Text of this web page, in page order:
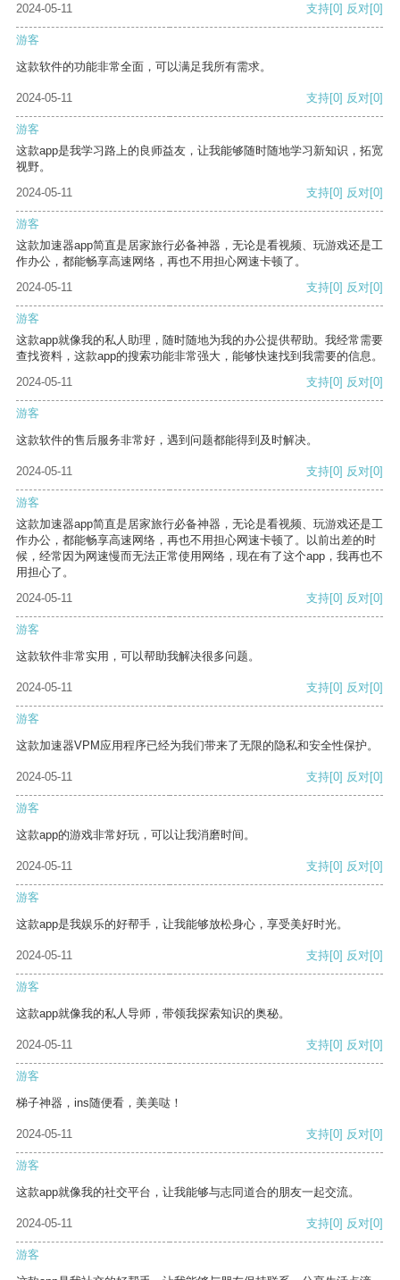
2024-05-11 支持[0] 反对[0]
游客
这款软件的功能非常全面，可以满足我所有需求。
2024-05-11 支持[0] 反对[0]
游客
这款app是我学习路上的良师益友，让我能够随时随地学习新知识，拓宽
视野。
2024-05-11
支持[0] 反对[0]
游客
这款加速器app简直是居家旅行必备神器，无论是看视频、玩游戏还是工
作办公，都能畅享高速网络，再也不用担心网速卡顿了。
2024-05-11
支持[0] 反对[0]
游客
这款app就像我的私人助理，随时随地为我的办公提供帮助。我经常需要
查找资料，这款app的搜索功能非常强大，能够快速找到我需要的信息。
2024-05-11
支持[0] 反对[0]
游客
这款软件的售后服务非常好，遇到问题都能得到及时解决。
2024-05-11 支持[0] 反对[0]
游客
这款加速器app简直是居家旅行必备神器，无论是看视频、玩游戏还是工
作办公，都能畅享高速网络，再也不用担心网速卡顿了。以前出差的时
候，经常因为网速慢而无法正常使用网络，现在有了这个app，我再也不
用担心了。
2024-05-11
支持[0] 反对[0]
游客
这款软件非常实用，可以帮助我解决很多问题。
2024-05-11 支持[0] 反对[0]
游客
这款加速器VPM应用程序已经为我们带来了无限的隐私和安全性保护。
2024-05-11 支持[0] 反对[0]
游客
这款app的游戏非常好玩，可以让我消磨时间。
2024-05-11 支持[0] 反对[0]
游客
这款app是我娱乐的好帮手，让我能够放松身心，享受美好时光。
2024-05-11 支持[0] 反对[0]
游客
这款app就像我的私人导师，带领我探索知识的奥秘。
2024-05-11 支持[0] 反对[0]
游客
梯子神器，ins随便看，美美哒！
2024-05-11 支持[0] 反对[0]
游客
这款app就像我的社交平台，让我能够与志同道合的朋友一起交流。
2024-05-11 支持[0] 反对[0]
游客